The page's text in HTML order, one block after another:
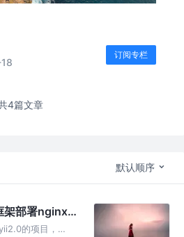
订阅专栏
4篇文章
默认顺序
架部署nginx
的项目，